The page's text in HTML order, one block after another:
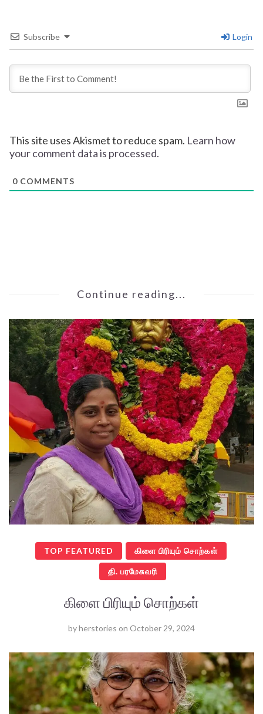
Subscribe Login
This site uses Akismet to reduce spam. Learn how
your comment data is processed.
0 COMMENTS
Continue reading...
TOP FEATURED கிளை பிரியும் சொற்கள்
தி. பரமேசுவரி
கிளை பிரியும் சொற்கள்
byherstories on October 29, 2024